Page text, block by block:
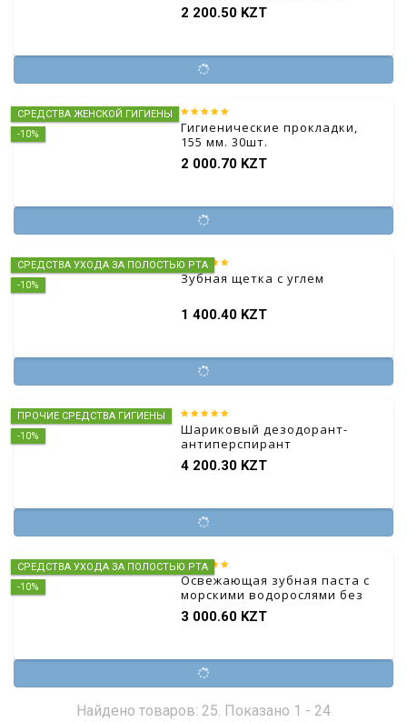
2 200.50 KZT
СРЕДСТВА ЖЕНСКОЙ ГИГИЕНЫ
-10%
Гигиенические прокладки,
155 мм. 30шт.
2 000.70 KZT
СРЕДСТВА УХОДА ЗА ПОЛОСТЬЮ РТА
-10%
Зубная щетка с углем
1 400.40 KZT
ПРОЧИЕ СРЕДСТВА ГИГИЕНЫ
-10%
Шариковый дезодорант-
антиперспирант
4 200.30 KZT
СРЕДСТВА УХОДА ЗА ПОЛОСТЬЮ РТА
-10%
Освежающая зубная паста с
морскими водорослями без
фтора
3 000.60 KZT
Найдено товаров: 25. Показано 1 - 24